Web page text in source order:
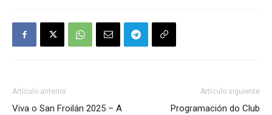
Artículo anterior
Viva o San Froilán 2025 – A
Artículo siguiente
Programación do Club